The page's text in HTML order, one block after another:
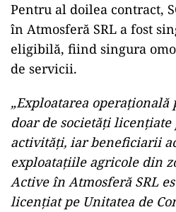
Pentru al doilea contract,
în Atmosferă SRL a fost
eligibilă, fiind singura
de servicii.
„Exploatarea operațională
doar de societăți licențiate
activități, iar beneficiarii
exploatațiile agricole din
Active în Atmosferă SRL
licențiat pe Unitatea de